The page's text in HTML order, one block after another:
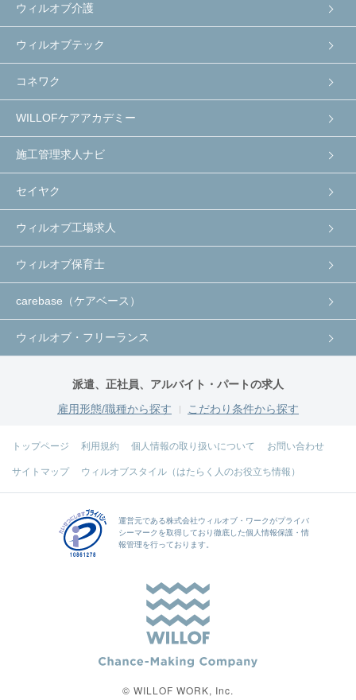
ウィルオブ介護
ウィルオブテック
コネワク
WILLOFケアアカデミー
施工管理求人ナビ
セイヤク
ウィルオブ工場求人
ウィルオブ保育士
carebase（ケアベース）
ウィルオブ・フリーランス
派遣、正社員、アルバイト・パートの求人
雇用形態/職種から探す
こだわり条件から探す
トップページ 利用規約 個人情報の取り扱いについて お問い合わせ
サイトマップ ウィルオブスタイル（はたらく人のお役立ち情報）
運営元である株式会社ウィルオブ・ワークがプライバ
シーマークを取得しており徹底した個人情報保護・情
報管理を行っております。
© WILLOF WORK, Inc.